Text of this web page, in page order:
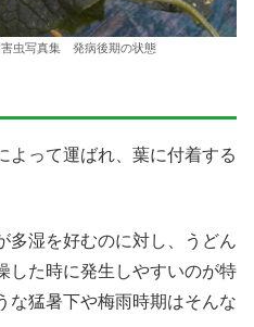
害虫写真集 発病後期の状態
よって運ばれ、葉に付着する
多湿を好むのに対し、うどん
した時に発生しやすいのが特
な猛暑下や梅雨時期はそんな
LINE